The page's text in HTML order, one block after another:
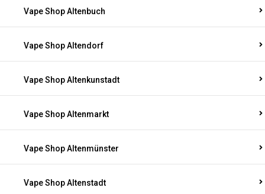
Vape Shop Altenbuch
Vape Shop Altendorf
Vape Shop Altenkunstadt
Vape Shop Altenmarkt
Vape Shop Altenmünster
Vape Shop Altenstadt